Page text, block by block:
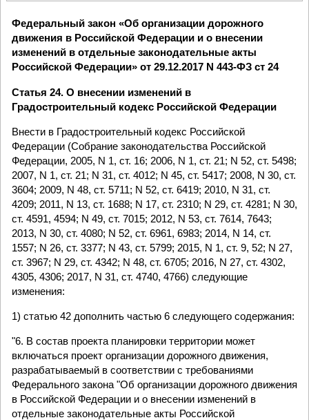
Федеральный закон «Об организации дорожного
движения в Российской Федерации и о внесении
изменений в отдельные законодательные акты
Российской Федерации» от 29.12.2017 N 443-ФЗ ст 24
Статья 24. О внесении изменений в
Градостроительный кодекс Российской Федерации
Внести в Градостроительный кодекс Российской
Федерации (Собрание законодательства Российской
Федерации, 2005, N 1, ст. 16; 2006, N 1, ст. 21; N 52, ст. 5498;
2007, N 1, ст. 21; N 31, ст. 4012; N 45, ст. 5417; 2008, N 30, ст.
3604; 2009, N 48, ст. 5711; N 52, ст. 6419; 2010, N 31, ст.
4209; 2011, N 13, ст. 1688; N 17, ст. 2310; N 29, ст. 4281; N 30,
ст. 4591, 4594; N 49, ст. 7015; 2012, N 53, ст. 7614, 7643;
2013, N 30, ст. 4080; N 52, ст. 6961, 6983; 2014, N 14, ст.
1557; N 26, ст. 3377; N 43, ст. 5799; 2015, N 1, ст. 9, 52; N 27,
ст. 3967; N 29, ст. 4342; N 48, ст. 6705; 2016, N 27, ст. 4302,
4305, 4306; 2017, N 31, ст. 4740, 4766) следующие
изменения:
1) статью 42 дополнить частью 6 следующего содержания:
"6. В состав проекта планировки территории может
включаться проект организации дорожного движения,
разрабатываемый в соответствии с требованиями
Федерального закона "Об организации дорожного движения
в Российской Федерации и о внесении изменений в
отдельные законодательные акты Российской